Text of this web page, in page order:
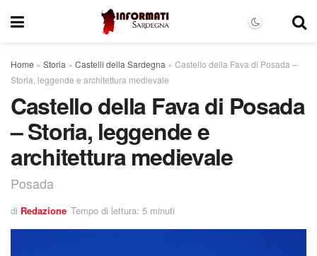
Home » Storia » Castelli della Sardegna » Castello della Fava di Posada –
Storia, leggende e architettura medievale
Castello della Fava di Posada
– Storia, leggende e
architettura medievale
Posada
di Redazione Tempo di lettura: 5 minuti